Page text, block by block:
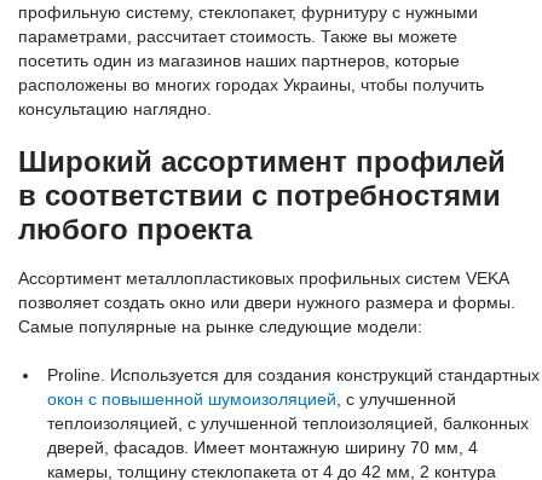
профильную систему, стеклопакет, фурнитуру с нужными
параметрами, рассчитает стоимость. Также вы можете
посетить один из магазинов наших партнеров, которые
расположены во многих городах Украины, чтобы получить
консультацию наглядно.
Широкий ассортимент профилей
в соответствии с потребностями
любого проекта
Ассортимент металлопластиковых профильных систем VEKA
позволяет создать окно или двери нужного размера и формы.
Самые популярные на рынке следующие модели:
Proline. Используется для создания конструкций стандартных
окон с повышенной шумоизоляцией , с улучшенной
теплоизоляцией, с улучшенной теплоизоляцией, балконных
дверей, фасадов. Имеет монтажную ширину 70 мм, 4
камеры, толщину стеклопакета от 4 до 42 мм, 2 контура